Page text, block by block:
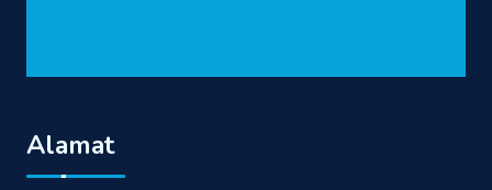
Alamat